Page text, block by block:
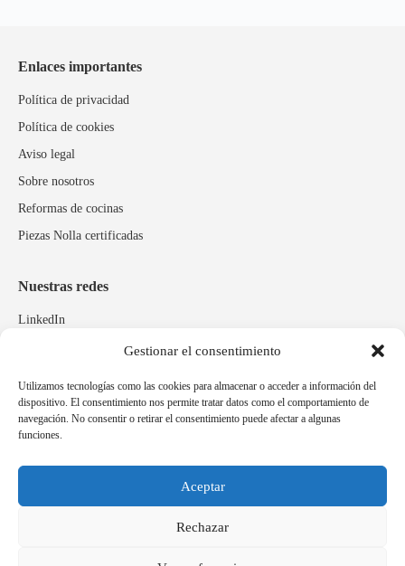
Gestionar el consentimiento
Utilizamos tecnologías como las cookies para almacenar o acceder a información del
dispositivo. El consentimiento nos permite tratar datos como el comportamiento de
navegación. No consentir o retirar el consentimiento puede afectar a algunas
funciones.
Aceptar
Rechazar
Enlaces importantes
Política de privacidad
Política de cookies
Aviso legal
Sobre nosotros
Reformas de cocinas
Piezas Nolla certificadas
Nuestras redes
LinkedIn
Marcas relacionadas